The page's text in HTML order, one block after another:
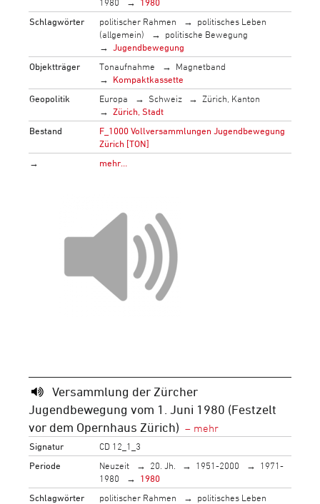
Schlagwörter
politischer Rahmen
politisches Leben
(allgemein)
politische Bewegung
Jugendbewegung
Objektträger
Tonaufnahme
Magnetband
Kompaktkassette
Geopolitik
Europa Schweiz
Zürich, Kanton
Zürich, Stadt
Bestand
F_1000 Vollversammlungen Jugendbewegung
Zürich [TON]
→
mehr…
Versammlung der Zürcher
Jugendbewegung vom 1. Juni 1980 (Festzelt
vor dem Opernhaus Zürich)
Signatur
CD 12_1_3
Periode
Neuzeit 20. Jh. 1951-2000
1971-
1980
1980
Schlagwörter
politischer Rahmen
politisches Leben